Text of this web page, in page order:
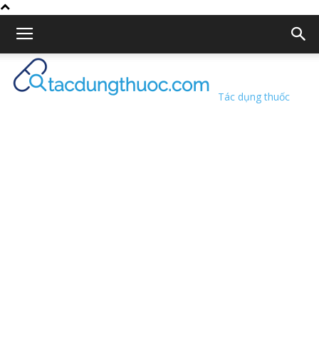
Tác dụng thuốc